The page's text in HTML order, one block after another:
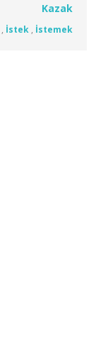
Kazak
, İstek , İstemek